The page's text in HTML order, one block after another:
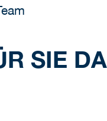
SIE DA